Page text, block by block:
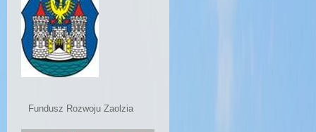
Fundusz Rozwoju Zaolzia